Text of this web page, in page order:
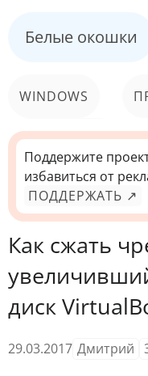
Белые окошки
WINDOWS
КОМПЬЮТЕР
Поддержите
избавиться от
ПОДДЕРЖАТЬ ↗
Как сжать
диск
29.03.2017 Дмитрий